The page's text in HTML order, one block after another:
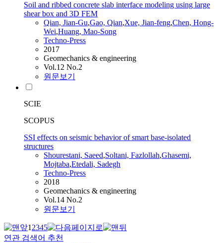
Soil and ribbed concrete slab interface modeling using large
shear box and 3D FEM
Qian, Jian-Gu,Gao, Qian,Xue, Jian-feng,Chen, Hong-
Wei,Huang, Mao-Song
Techno-Press
2017
Geomechanics & engineering
Vol.12 No.2
원문보기
SCIE
SCOPUS
SSI effects on seismic behavior of smart base-isolated
structures
Shourestani, Saeed,Soltani, Fazlollah,Ghasemi,
Mojtaba,Etedali, Sadegh
Techno-Press
2018
Geomechanics & engineering
Vol.14 No.2
원문보기
12345
연관 검색어 추천